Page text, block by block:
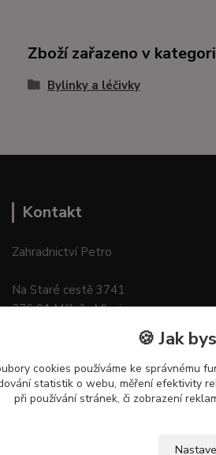
Zboží zařazeno v
Bylinky a léčivky
Kontakt
Zahradnictví Petro
Na Staré cestě 3741
276 01 Mělník–Mlazice
🍪 Jak
cookies používáme ke správnému
statistik o webu, měření efektivity
při používání stránek, či zobrazení